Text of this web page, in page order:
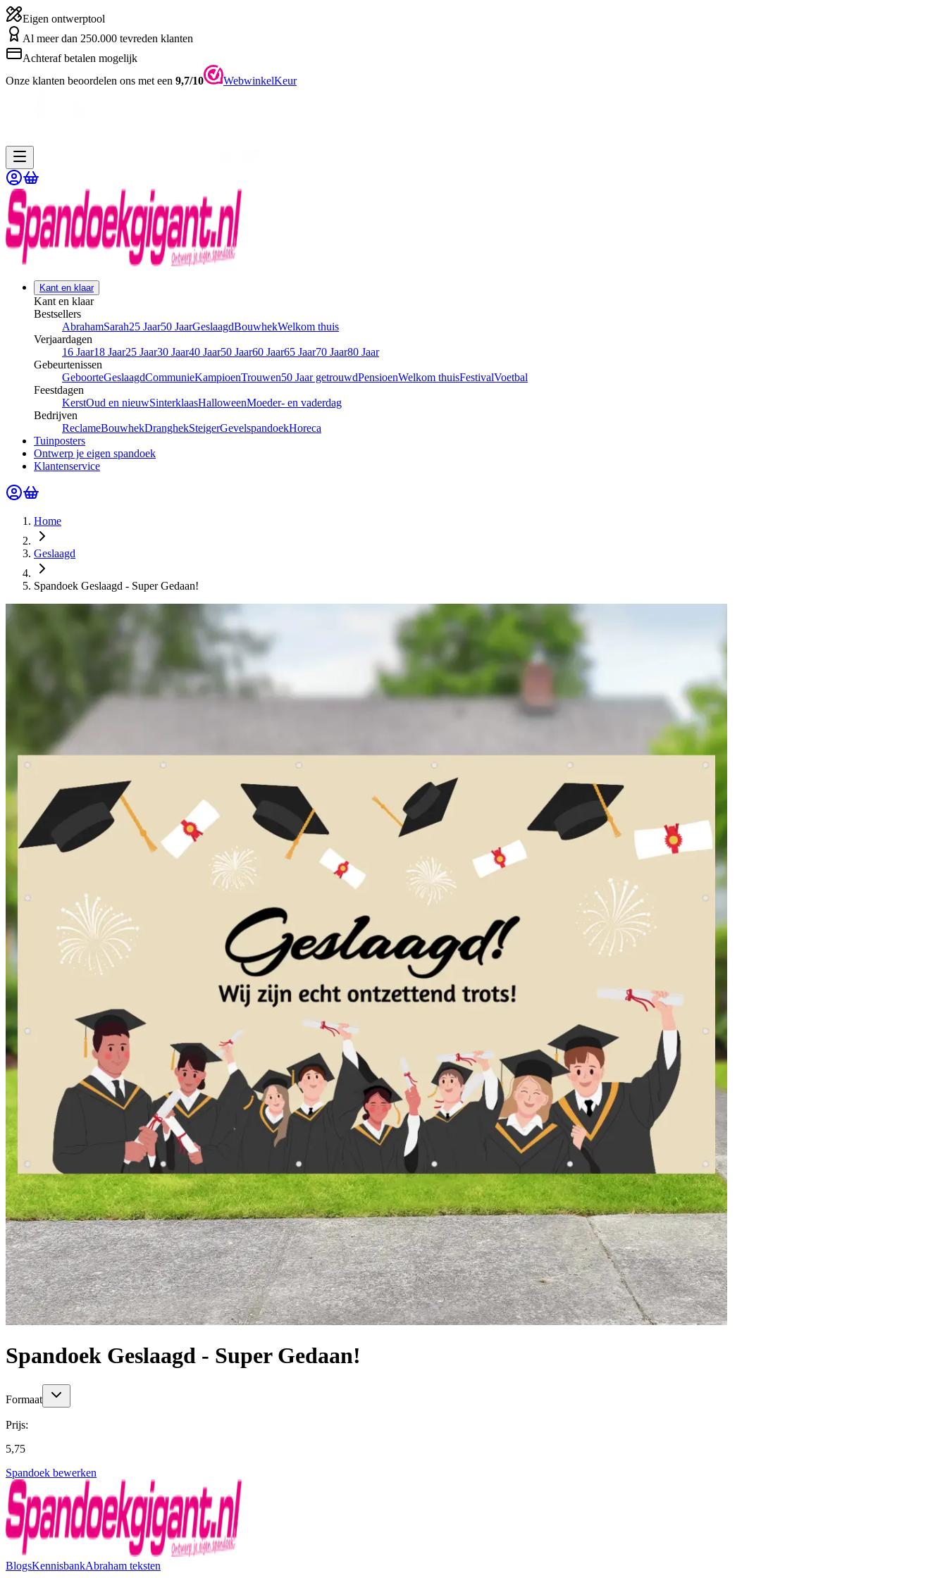
Eigen ontwerptool
Al meer dan 250.000 tevreden klanten
Achteraf betalen mogelijk
Onze klanten beoordelen ons met een 9,7/10 WebwinkelKeur
Kant en klaar
Kant en klaar
Bestsellers
AbrahamSarah25 Jaar50 JaarGeslaagdBouwhekWelkom thuis
Verjaardagen
16 Jaar18 Jaar25 Jaar30 Jaar40 Jaar50 Jaar60 Jaar65 Jaar70 Jaar80 Jaar
Gebeurtenissen
GeboorteGeslaagdCommunieKampioenTrouwen50 Jaar getrouwdPensioenWelkom thuisFestivalVoetbal
Feestdagen
KerstOud en nieuwSinterklaasHalloweenMoeder- en vaderdag
Bedrijven
ReclameBouwhekDranghekSteigerGevelspandoekHoreca
Tuinposters
Ontwerp je eigen spandoek
Klantenservice
Home
Geslaagd
Spandoek Geslaagd - Super Gedaan!
Spandoek Geslaagd - Super Gedaan!
Formaat
Prijs:
5,75
Spandoek bewerken
BlogsKennisbankAbraham teksten